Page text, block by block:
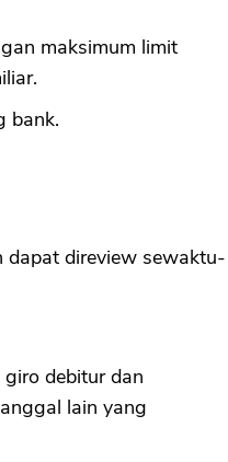
maksimum limit
bank.
dapat direview sewaktu-
debitur dan
lain yang